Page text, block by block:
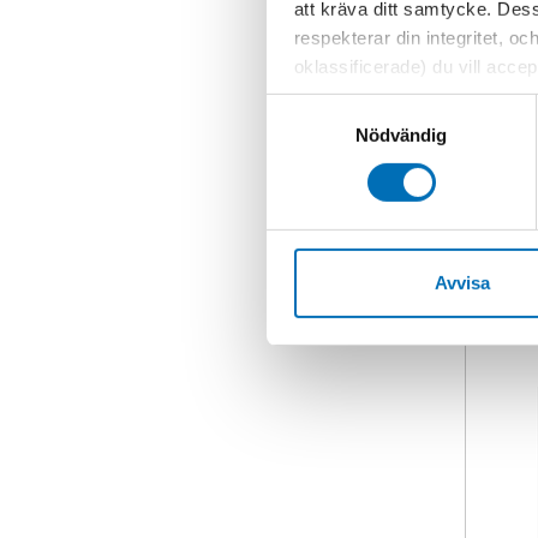
att kräva ditt samtycke.
respekterar din integritet,
oklassificerade) du vill
inställningar för cookies.
vi erbjuder. Om du har
Nödvändig
Avvisa